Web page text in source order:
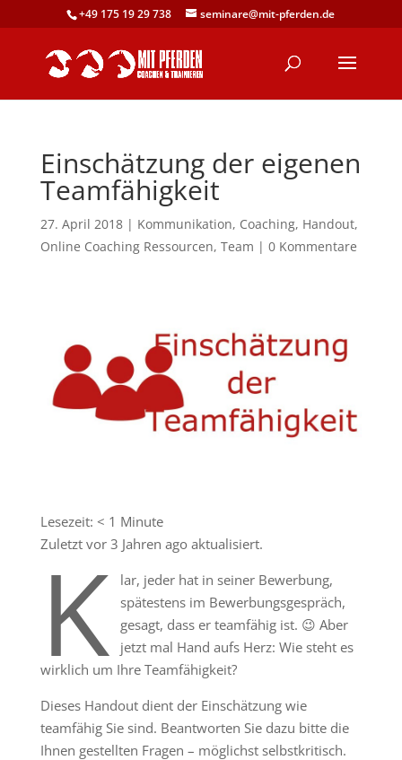
+49 175 19 29 738 seminare@mit-pferden.de
Einschätzung der eigenen
Teamfähigkeit
27. April 2018| Kommunikation, Coaching, Handout,
Online Coaching Ressourcen, Team | 0 Kommentare
Lesezeit: < 1 Minute
Zuletzt vor 3 Jahren ago aktualisiert.
K
lar, jeder hat in seiner Bewerbung,
spätestens im Bewerbungsgespräch,
gesagt, dass er teamfähig ist. 😉 Aber
jetzt mal Hand aufs Herz: Wie steht es
wirklich um Ihre Teamfähigkeit?
Dieses Handout dient der Einschätzung wie
teamfähig Sie sind. Beantworten Sie dazu bitte die
Ihnen gestellten Fragen – möglichst selbstkritisch.